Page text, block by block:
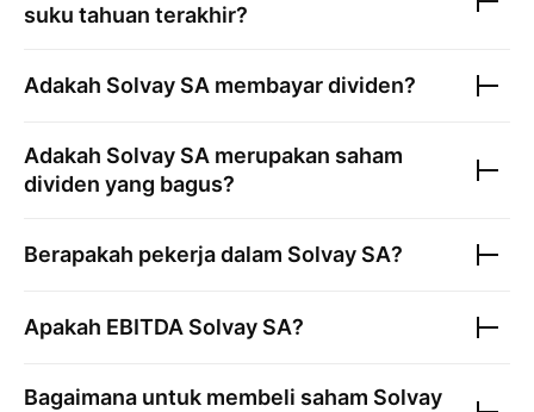
suku tahuan terakhir?
Adakah Solvay SA membayar dividen?
Adakah Solvay SA merupakan saham
dividen yang bagus?
Berapakah pekerja dalam Solvay SA?
Apakah EBITDA Solvay SA?
Bagaimana untuk membeli saham Solvay